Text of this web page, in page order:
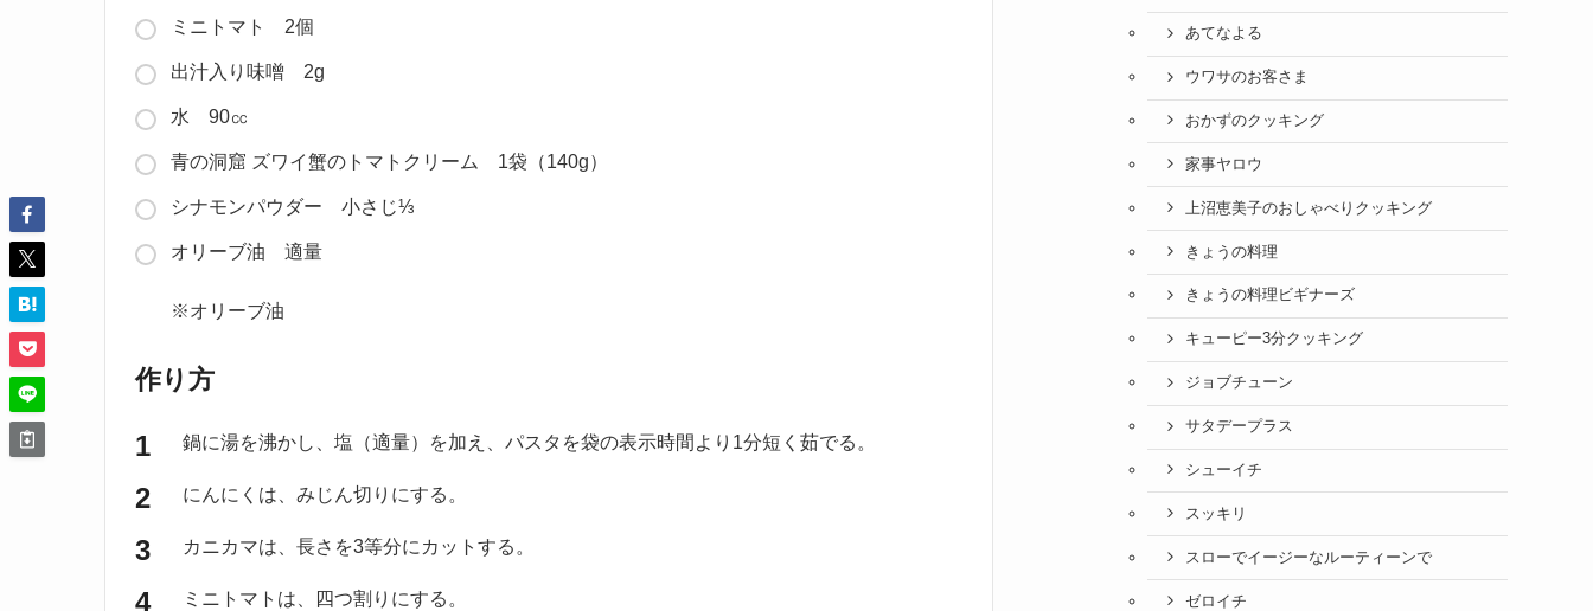
ミニトマト 2個
出汁入り味噌 2g
水 90㏄
青の洞窟 ズワイ蟹のトマトクリーム 1袋（140g）
シナモンパウダー 小さじ⅓
オリーブ油 適量
※オリーブ油
作り方
鍋に湯を沸かし、塩（適量）を加え、パスタを袋の表示時間より1分短く茹でる。
にんにくは、みじん切りにする。
カニカマは、長さを3等分にカットする。
ミニトマトは、四つ割りにする。
あてなよる
ウワサのお客さま
おかずのクッキング
家事ヤロウ
上沼恵美子のおしゃべりクッキング
きょうの料理
きょうの料理ビギナーズ
キューピー3分クッキング
ジョブチューン
サタデープラス
シューイチ
スッキリ
スローでイージーなルーティーンで
ゼロイチ